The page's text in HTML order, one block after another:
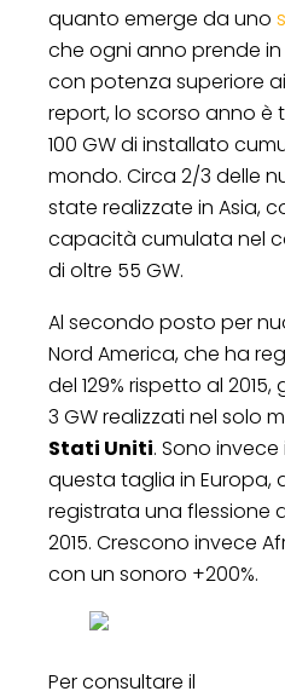
quanto emerge da uno
che ogni anno prende
con potenza superiore
report, lo scorso anno è
100 GW di installato
mondo. Circa 2/3 delle
state realizzate in Asia,
capacità cumulata nel
di oltre 55 GW.
Al secondo posto per
Nord America, che ha
del 129% rispetto al
3 GW realizzati nel solo
Stati Uniti. Sono
questa taglia in Europa,
registrata una flessione
2015. Crescono invece
con un sonoro +200%.
Per consultare il